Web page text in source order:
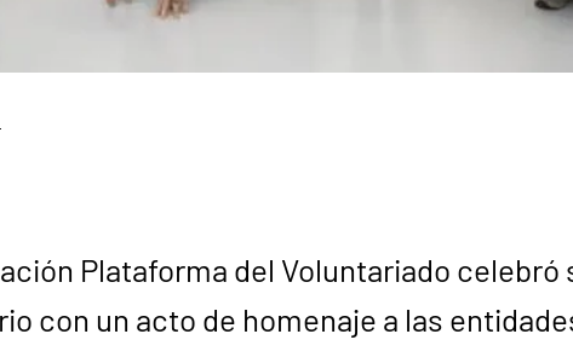
Plataforma del Voluntariado celebró
con un acto de homenaje a las